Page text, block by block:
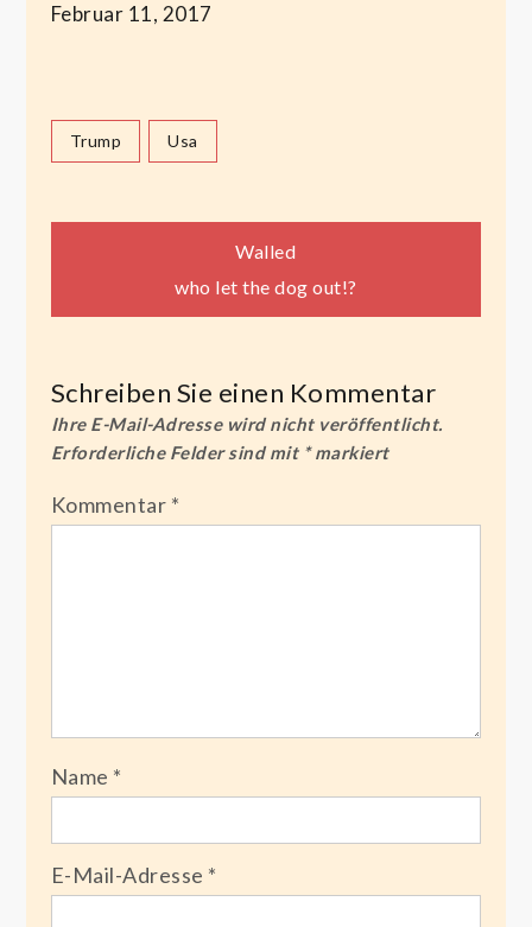
Februar 11, 2017
Trump Usa
Beitragsnavigation
Walled
who let the dog out!?
Schreiben Sie einen Kommentar
Ihre E-Mail-Adresse wird nicht veröffentlicht.
Erforderliche Felder sind mit *markiert
Kommentar *
Name *
E-Mail-Adresse *